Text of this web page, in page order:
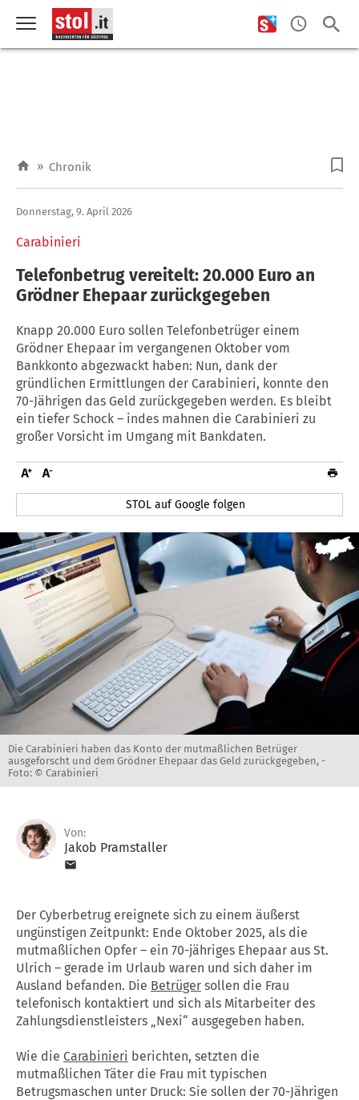
» Chronik
Carabinieri
Donnerstag, 9. April 2026
Telefonbetrug vereitelt: 20.000 Euro an
Grödner Ehepaar zurückgegeben
Knapp 20.000 Euro sollen Telefonbetrüger einem
Grödner Ehepaar im vergangenen Oktober vom
Bankkonto abgezwackt haben: Nun, dank der
gründlichen Ermittlungen der Carabinieri, konnte den
70-Jährigen das Geld zurückgegeben werden. Es bleibt
ein tiefer Schock – indes mahnen die Carabinieri zu
großer Vorsicht im Umgang mit Bankdaten.
STOL auf Google folgen
Die Carabinieri haben das Konto der mutmaßlichen Betrüger
ausgeforscht und dem Grödner Ehepaar das Geld zurückgegeben, -
Foto: © Carabinieri
Von:
Jakob Pramstaller
Der Cyberbetrug ereignete sich zu einem äußerst
ungünstigen Zeitpunkt: Ende Oktober 2025, als die
mutmaßlichen Opfer – ein 70-jähriges Ehepaar aus St.
Ulrich – gerade im Urlaub waren und sich daher im
Ausland befanden. Die Betrüger sollen die Frau
telefonisch kontaktiert und sich als Mitarbeiter des
Zahlungsdienstleisters „Nexi“ ausgegeben haben.
Wie die Carabinieri berichten, setzten die
mutmaßlichen Täter die Frau mit typischen
Betrugsmaschen unter Druck: Sie sollen der 70-Jährigen